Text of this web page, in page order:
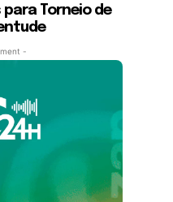
Torneio de
-